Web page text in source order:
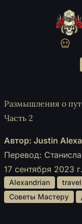
Размышления о
Часть 2
Автор: Justin
Перевод:
17 сентября 2023 г.
Alexandrian travel
Советы Мастеру